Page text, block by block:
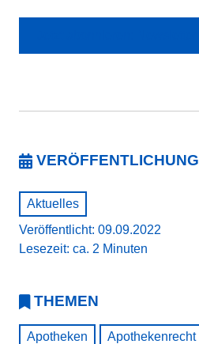
VERÖFFENTLICHUNG
Aktuelles
Veröffentlicht: 09.09.2022
Lesezeit: ca. 2 Minuten
THEMEN
Apotheken Apothekenrecht